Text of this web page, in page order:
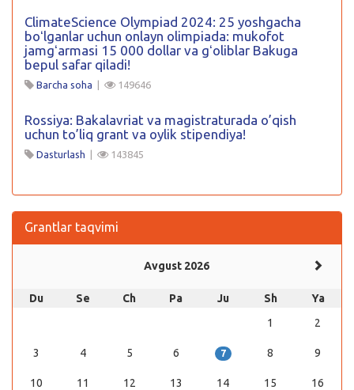
ClimateScience Olympiad 2024: 25 yoshgacha
boʻlganlar uchun onlayn olimpiada: mukofot
jamgʻarmasi 15 000 dollar va gʻoliblar Bakuga
bepul safar qiladi!
Barcha soha | 149646
Rossiya: Bakalavriat va magistraturada o’qish
uchun to’liq grant va oylik stipendiya!
Dasturlash | 143845
Grantlar taqvimi
Avgust 2026
Du Se Ch Pa Ju Sh
Ya
1
2
3 4 5 6 7 8 9
10 11 12 13 14 15 16